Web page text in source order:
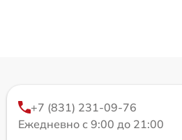
+7 (831) 231-09-76
Ежедневно с 9:00 до 21:00